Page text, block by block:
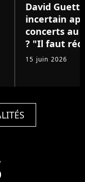
David
incertain
concerts au
? "Il faut
15 juin 2026